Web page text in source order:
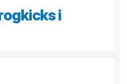
i